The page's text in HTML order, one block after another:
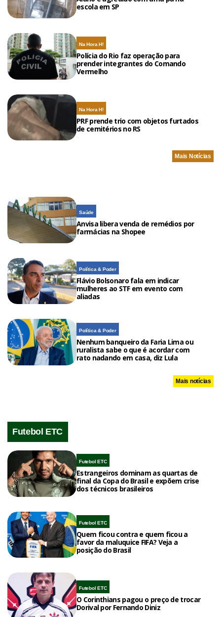
escola em SP
Na Hora H!
Polícia do Rio faz operação para
prender integrantes do Comando
Vermelho
Na Hora H!
PRF prende trio com objetos furtados
de cemitérios no RS
Mais Notícias
Saúde
Anvisa libera venda de remédios por
farmácias na Shopee
Política & Poder
Flávio Bolsonaro fala em indicar
mulheres ao STF em evento com
aliadas
Política & Poder
Nenhum banqueiro da Faria Lima ou
ruralista sabe o que é acordar com
rato nadando em casa, diz Lula
Mais notícias
Futebol ETC
Futebol ETC
Estrangeiros dominam as quartas de
final da Copa do Brasil e expõem crise
dos técnicos brasileiros
Futebol ETC
Quem ficou contra e quem ficou a
favor da maluquice FIFA? Veja a
posição do Brasil
Futebol ETC
O Corinthians pagou o preço de trocar
Dorival por Fernando Diniz